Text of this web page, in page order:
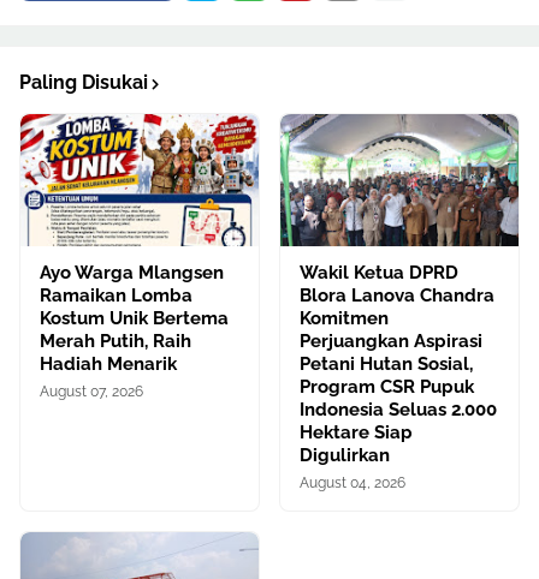
Paling Disukai
Ayo Warga Mlangsen
Ramaikan Lomba
Kostum Unik Bertema
Merah Putih, Raih
Hadiah Menarik
August 07, 2026
Wakil Ketua DPRD
Blora Lanova Chandra
Komitmen
Perjuangkan Aspirasi
Petani Hutan Sosial,
Program CSR Pupuk
Indonesia Seluas 2.000
Hektare Siap
Digulirkan
August 04, 2026